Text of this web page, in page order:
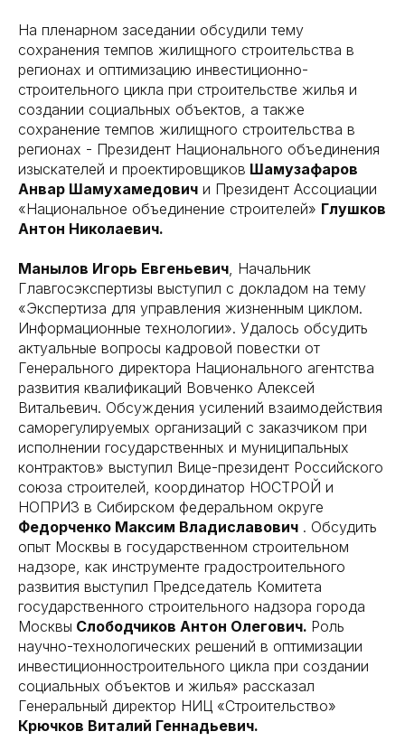
На пленарном заседании обсудили тему
сохранения темпов жилищного строительства в
регионах и оптимизацию инвестиционно-
строительного цикла при строительстве жилья и
создании социальных объектов, а также
сохранение темпов жилищного строительства в
регионах - Президент Национального объединения
изыскателей и проектировщиков Шамузафаров
Анвар Шамухамедович и Президент Ассоциации
«Национальное объединение строителей» Глушков
Антон Николаевич.
Манылов Игорь Евгеньевич , Начальник
Главгосэкспертизы выступил с докладом на тему
«Экспертиза для управления жизненным циклом.
Информационные технологии». Удалось обсудить
актуальные вопросы кадровой повестки от
Генерального директора Национального агентства
развития квалификаций Вовченко Алексей
Витальевич. Обсуждения усилений взаимодействия
саморегулируемых организаций с заказчиком при
исполнении государственных и муниципальных
контрактов» выступил Вице-президент Российского
союза строителей, координатор НОСТРОЙ и
НОПРИЗ в Сибирском федеральном округе
Федорченко Максим Владиславович . Обсудить
опыт Москвы в государственном строительном
надзоре, как инструменте градостроительного
развития выступил Председатель Комитета
государственного строительного надзора города
Москвы Слободчиков Антон Олегович. Роль
научно-технологических решений в оптимизации
инвестиционностроительного цикла при создании
социальных объектов и жилья» рассказал
Генеральный директор НИЦ «Строительство»
Крючков Виталий Геннадьевич.